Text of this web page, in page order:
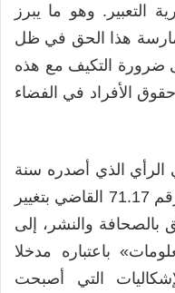
التعبير. وهو ما يبرز
هذا الحق في ظل
ضرورة التكيف مع هذه
الأفراد في الفضاء
الذي أصدره سنة
2022 بخصوص مشروع القانون رقم 71.17 القاضي بتغيير
رقم 88.13 المتعلق بالصحافة والنشر، إلى
باعتباره مدخلا
التي أصبحت